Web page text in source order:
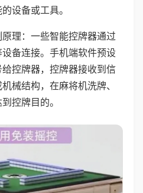
设备或工具。
理：一些智能控牌器通过
备连接。手机端软件预设
控牌器，控牌器接收到信
械结构，在麻将机洗牌、
控牌目的。